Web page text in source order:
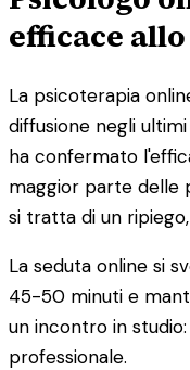
efficace
La psicoterapia
diffusione negli
ha confermato
maggior parte delle
si tratta di un
La seduta online si
45-50 minuti e
un incontro in
professionale.